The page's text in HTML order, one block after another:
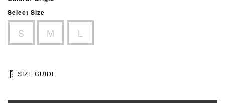
Select Size
S M L
SIZE GUIDE